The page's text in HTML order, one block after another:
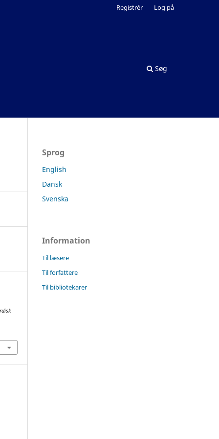
Søg
Registrér Log på
Sprog
English
Dansk
Svenska
Information
Til læsere
Til forfattere
Til bibliotekarer